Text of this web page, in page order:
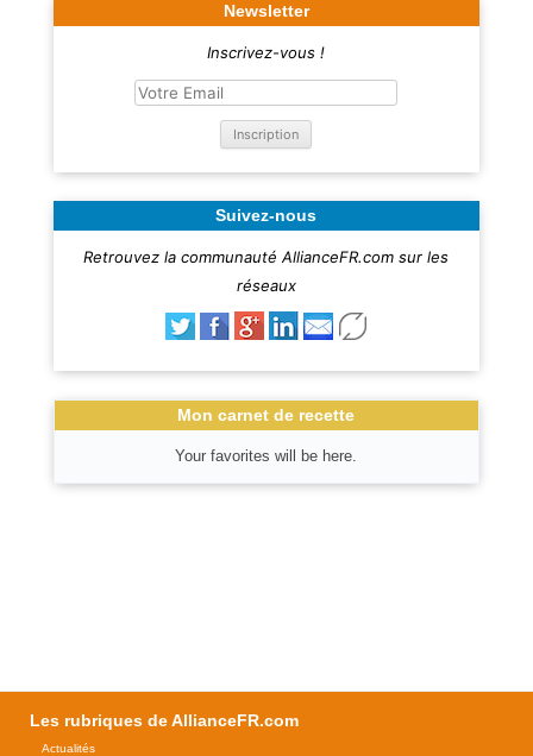
Newsletter
Inscrivez-vous !
Suivez-nous
Retrouvez la communauté AllianceFR.com sur les
réseaux
Mon carnet de recette
Your favorites will be here.
Les rubriques de AllianceFR.com
Actualités